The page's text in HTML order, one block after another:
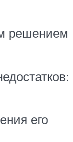
решением
его